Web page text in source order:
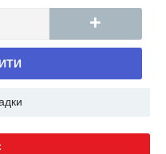
+